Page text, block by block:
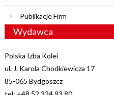
Publikacje Firm
Wydawca
Polska Izba Kolei
ul. J. Karola Chodkiewicza 17
85-065 Bydgoszcz